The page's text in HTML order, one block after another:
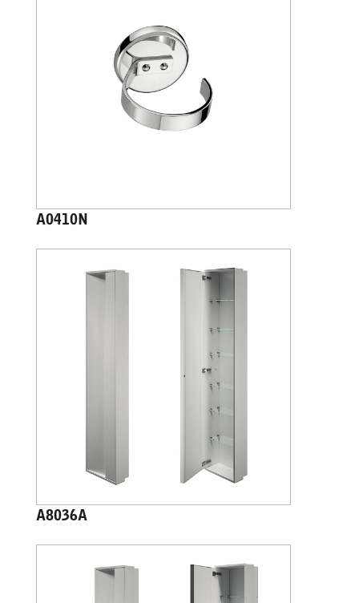
A0410N
A8036A